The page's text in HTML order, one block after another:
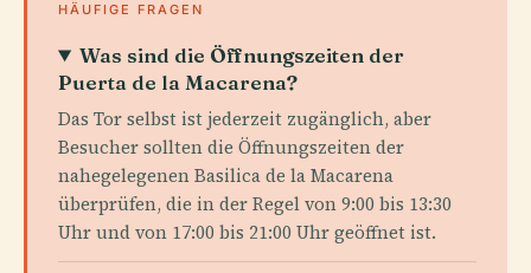
HÄUFIGE FRAGEN
Was sind die Öffnungszeiten der
Puerta de la Macarena?
Das Tor selbst ist jederzeit zugänglich, aber
Besucher sollten die Öffnungszeiten der
nahegelegenen Basilica de la Macarena
überprüfen, die in der Regel von 9:00 bis 13:30
Uhr und von 17:00 bis 21:00 Uhr geöffnet ist.